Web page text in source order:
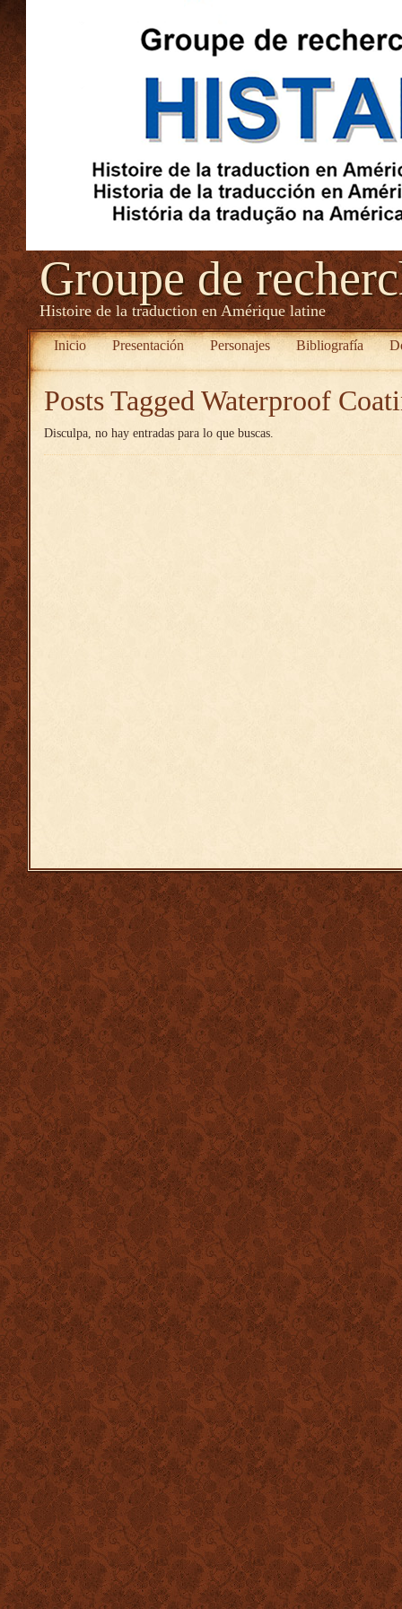
Groupe de
Histoire de la traduction en Amérique latine
Inicio Presentación Personajes Bibliografía
Posts Tagged Waterproof
Disculpa, no hay entradas para lo que buscas.